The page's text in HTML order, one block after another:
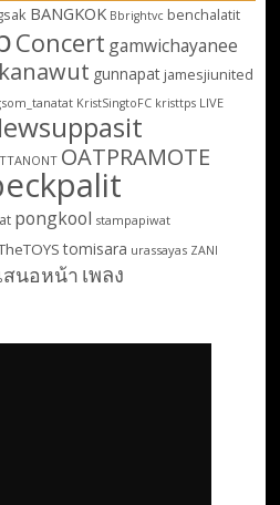
BANGKOK Bbrightvc benchalatit
Concert gamwichayanee
gunnapat jamesjiunited
KristSingtoFC kristtps LIVE
OATPRAMOTE
pongkool stampapiwat
tomisara urassayas ZANI
สนอหน้า เพลง